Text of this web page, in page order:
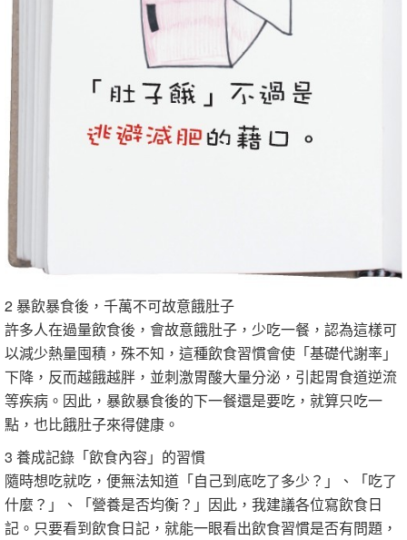
2 暴飲暴食後，千萬不可故意餓肚子
許多人在過量飲食後，會故意餓肚子，少吃一餐，認為這樣可
以減少熱量囤積，殊不知，這種飲食習慣會使「基礎代謝率」
下降，反而越餓越胖，並刺激胃酸大量分泌，引起胃食道逆流
等疾病。因此，暴飲暴食後的下一餐還是要吃，就算只吃一
點，也比餓肚子來得健康。
3 養成記錄「飲食內容」的習慣
隨時想吃就吃，便無法知道「自己到底吃了多少？」、「吃了
什麼？」、「營養是否均衡？」因此，我建議各位寫飲食日
記。只要看到飲食日記，就能一眼看出飲食習慣是否有問題，